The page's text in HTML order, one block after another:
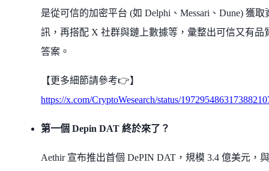
是從可信的加密平台 (如 Delphi、Messari、Dune) 獲取
訊，再搭配 X 社群與鏈上數據等，彙整出可信又有品
答案。
【更多細節請參考👉】
https://x.com/CryptoWesearch/status/
第一個 Depin DAT 終於來了？
Aethir 宣布推出首個 DePIN DAT，規模 3.4 億美元，